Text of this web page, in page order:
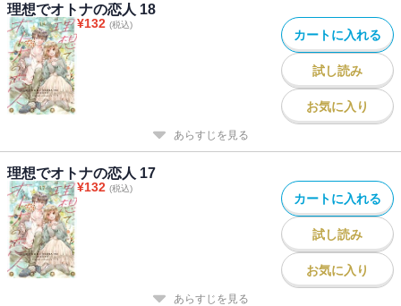
理想でオトナの恋人 18
¥132 (税込)
カートに入れる
試し読み
お気に入り
あらすじを見る
理想でオトナの恋人 17
¥132 (税込)
カートに入れる
試し読み
お気に入り
あらすじを見る